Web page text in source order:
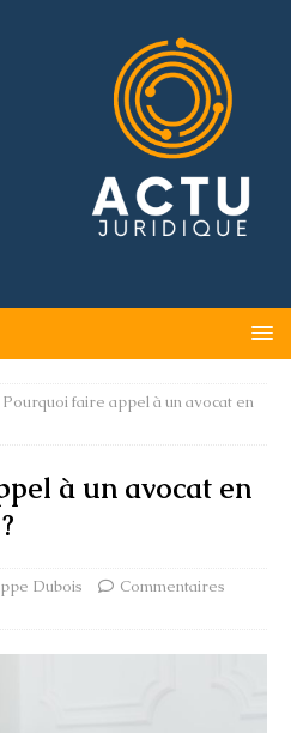
Pourquoi faire appel à un avocat en
à un avocat en
Dubois
Commentaires